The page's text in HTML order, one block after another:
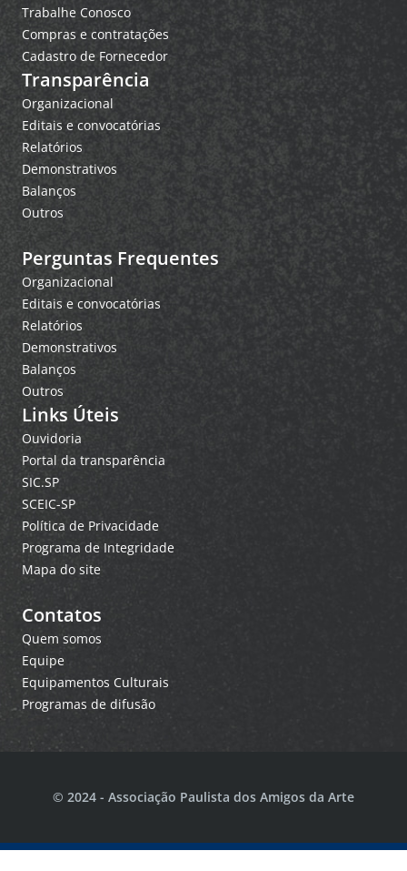
Trabalhe Conosco
Compras e contratações
Cadastro de Fornecedor
Transparência
Organizacional
Editais e convocatórias
Relatórios
Demonstrativos
Balanços
Outros
Perguntas Frequentes
Organizacional
Editais e convocatórias
Relatórios
Demonstrativos
Balanços
Outros
Links Úteis
Ouvidoria
Portal da transparência
SIC.SP
SCEIC-SP
Política de Privacidade
Programa de Integridade
Mapa do site
Contatos
Quem somos
Equipe
Equipamentos Culturais
Programas de difusão
© 2024 - Associação Paulista dos Amigos da Arte